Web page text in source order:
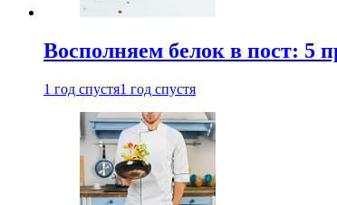
Восполняем белок в пост: 5
1 год спустя1 год спустя